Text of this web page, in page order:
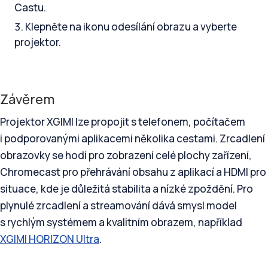
Castu.
Klepněte na ikonu odesílání obrazu a vyberte
projektor.
Závěrem
Projektor XGIMI lze propojit s telefonem, počítačem
i podporovanými aplikacemi několika cestami. Zrcadlení
obrazovky se hodí pro zobrazení celé plochy zařízení,
Chromecast pro přehrávání obsahu z aplikací a HDMI pro
situace, kde je důležitá stabilita a nízké zpoždění. Pro
plynulé zrcadlení a streamování dává smysl model
s rychlým systémem a kvalitním obrazem, například
XGIMI HORIZON Ultra.